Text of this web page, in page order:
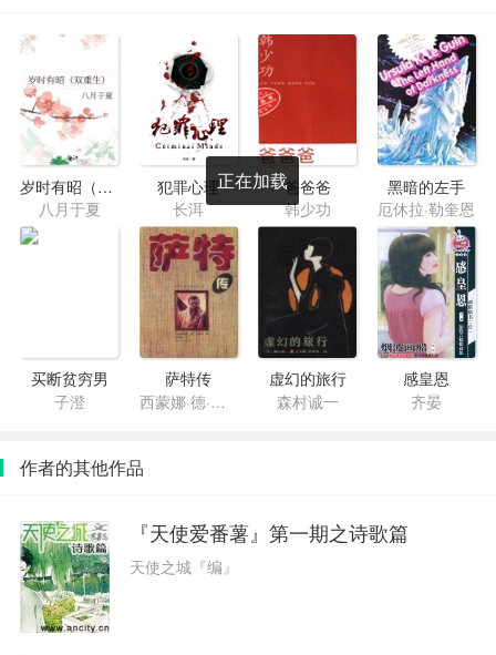
岁时有昭（双重生）
八月于夏
犯罪心理
长洱
爸爸爸
韩少功
黑暗的左手
厄休拉·勒奎恩
买断贫穷男
子澄
萨特传
西蒙娜·德·波伏娃
虚幻的旅行
森村诚一
感皇恩
齐晏
作者的其他作品
『天使爱番薯』第一期之诗歌篇
天使之城『编』
正在加载